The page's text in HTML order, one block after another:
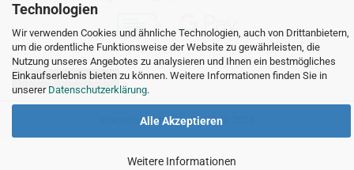
Technologien
Wir verwenden Cookies und ähnliche Technologien, auch von Drittanbietern,
um die ordentliche Funktionsweise der Website zu gewährleisten, die
Nutzung unseres Angebotes zu analysieren und Ihnen ein bestmögliches
Einkaufserlebnis bieten zu können. Weitere Informationen finden Sie in
unserer Datenschutzerklärung.
Alle Akzeptieren
Weitere Informationen
Vertrag widerrufen
Internetshopby Gambio.de © 2026